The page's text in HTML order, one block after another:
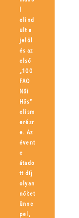
l
elind
ult a
jelöl
és az
első
„100
FAO
Női
Hős”
elism
erésr
e. Az
évent
e
átado
tt díj
olyan
nőket
ünne
pel,